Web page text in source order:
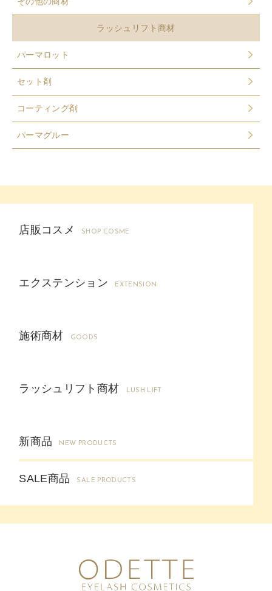
ラッシュリフト商材
パーマロット
セット剤
コーティング剤
パーマグルー
店販コスメ SHOP COSME
エクステンション EXTENSION
施術商材 GOODS
ラッシュリフト商材 LUSH LIFT
新商品 NEW PRODUCTS
SALE商品 SALE PRODUCTS